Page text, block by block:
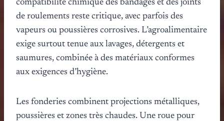
compatibilité chimique des bandages et des joints
de roulements reste critique, avec parfois des
vapeurs ou poussières corrosives. L’agroalimentaire
exige surtout tenue aux lavages, détergents et
saumures, combinée à des matériaux conformes
aux exigences d’hygiène.
Les fonderies combinent projections métalliques,
poussières et zones très chaudes. Une roue pour